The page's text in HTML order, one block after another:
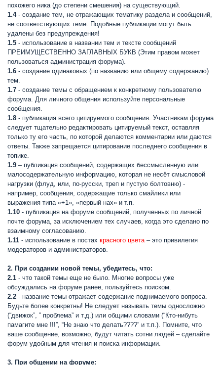
похожего ника (до степени смешения) на существующий.
1.4- создание тем, не отражающих тематику раздела и сообщений,
не соответствующих теме. Подобные публикации могут быть
удалены без предупреждения!
1.5 - использование в названии тем и тексте сообщений
ПРЕИМУЩЕСТВЕННО ЗАГЛАВНЫХ БУКВ (Этим правом может
пользоваться администрация форума).
1.6 - создание одинаковых (по названию или общему содержанию)
тем.
1.7 - создание темы с обращением к конкретному пользователю
форума. Для личного общения используйте персональные
сообщения.
1.8 - публикация всего цитируемого сообщения. Участникам форума
следует тщательно редактировать цитируемый текст, оставляя
только ту его часть, по которой делаются комментарии или даются
ответы. Также запрещается цитирование последнего сообщения в
топике.
1.9 – публикация сообщений, содержащих бессмысленную или
малосодержательную информацию, которая не несёт смысловой
нагрузки (флуд, или, по-русски, треп и пустую болтовню) -
например, сообщения, содержащие только смайлики или
выражения типа «+1», «первый нах» и т.п.
1.10 - публикация на форуме сообщений, полученных по личной
почте форума, за исключением тех случаев, когда это сделано по
взаимному согласованию.
1.11 - использование в постах красного цвета– это привилегия
модераторов и администраторов.
2. При создании новой темы, убедитесь, что:
2.1 - что такой темы еще не было. Многие вопросы уже
обсуждались на форуме ранее, пользуйтесь поиском.
2.2 - название темы отражает содержание поднимаемого вопроса.
Будьте более конкретны! Не следует называть темы односложно
(“движок”, ” проблема” и т.д.) или общими словами (“Кто-нибуть
памагите мне !!!”, “Не знаю что делать????” и т.п.). Помните, что
ваше сообщение, возможно, будут читать сотни людей – сделайте
форум удобным для чтения и поиска информации.
3. При общении на форуме: